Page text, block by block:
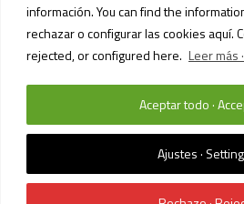
información. You can find the
rechazar o configurar las cookies aquí.
rejected, or configured here. Leer más
Ajustes ·
Aceptar todo ·
POLÍTICA DE PRIVACIDAD Y PROTECCIÓN
2023 / TODOS LOS DERECHOS